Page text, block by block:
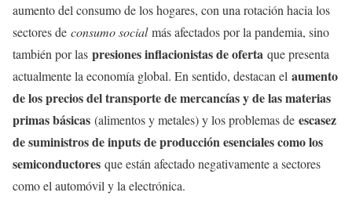
aumento del consumo de los hogares, con una rotación hacia los
sectores de consumo socialmás afectados por la pandemia, sino
también por las presiones inflacionistas de oferta que presenta
actualmente la economía global. En sentido, destacan el aumento
de los precios del transporte de mercancías y de las materias
primas básicas (alimentos y metales) y los problemas de escasez
de suministros de inputs de producción esenciales como los
semiconductores que están afectado negativamente a sectores
como el automóvil y la electrónica.